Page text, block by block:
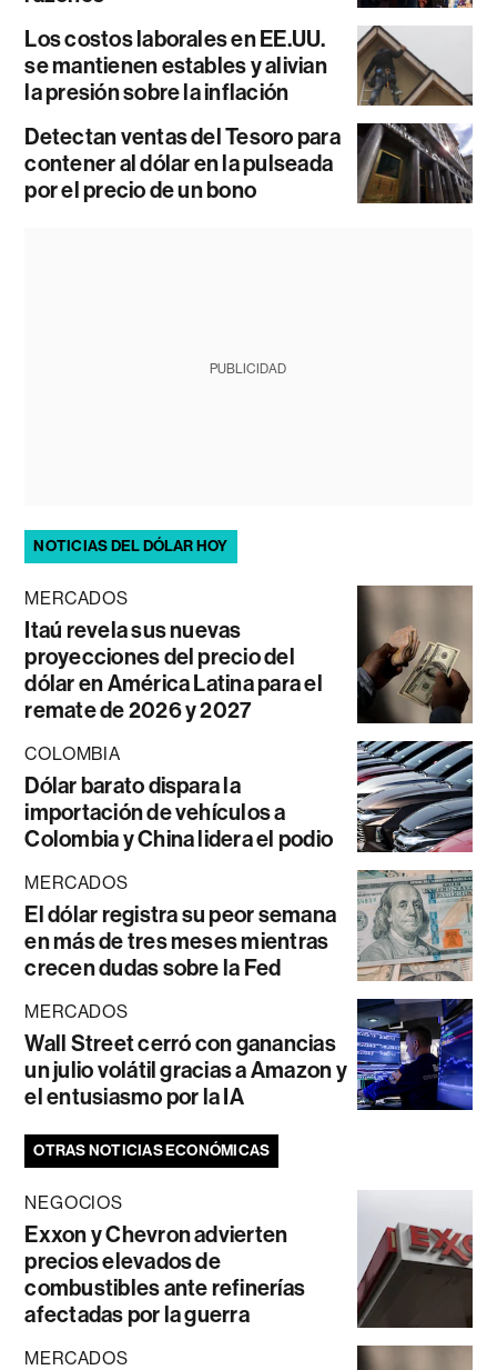
Los costos laborales en EE.UU.
se mantienen estables y alivian
la presión sobre la inflación
Detectan ventas del Tesoro para
contener al dólar en la pulseada
por el precio de un bono
PUBLICIDAD
NOTICIAS DEL DÓLAR HOY
MERCADOS
Itaú revela sus nuevas
proyecciones del precio del
dólar en América Latina para el
remate de 2026 y 2027
COLOMBIA
Dólar barato dispara la
importación de vehículos a
Colombia y China lidera el podio
MERCADOS
El dólar registra su peor semana
en más de tres meses mientras
crecen dudas sobre la Fed
MERCADOS
Wall Street cerró con ganancias
un julio volátil gracias a Amazon y
el entusiasmo por la IA
OTRAS NOTICIAS ECONÓMICAS
NEGOCIOS
Exxon y Chevron advierten
precios elevados de
combustibles ante refinerías
afectadas por la guerra
MERCADOS